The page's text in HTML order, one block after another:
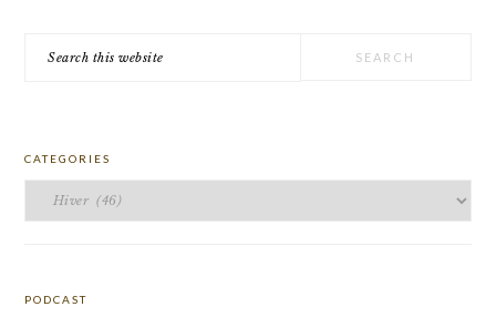
this
CATEGORIES
PODCAST